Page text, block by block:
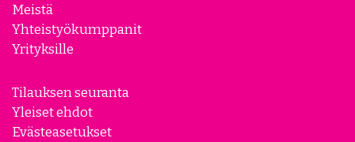
Meistä
Yhteistyökumppanit
Yrityksille
Tilauksen seuranta
Yleiset ehdot
Evästeasetukset